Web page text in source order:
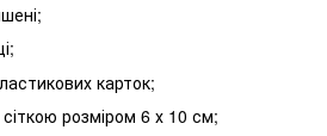
карток;
розміром 6 х 10 см;